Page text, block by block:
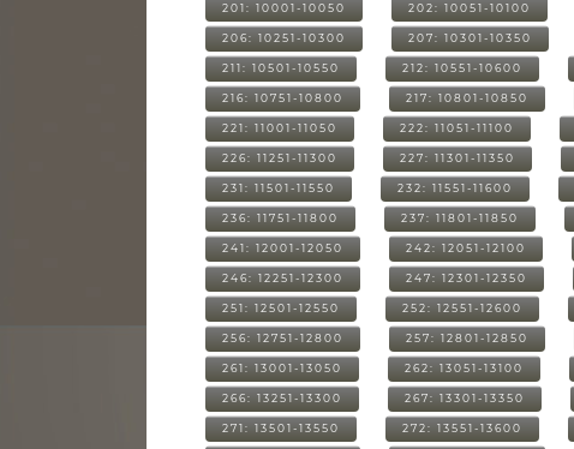
201: 10001-10050 202: 10051-10100
206: 10251-10300 207: 10301-10350
211: 10501-10550 212: 10551-10600
216: 10751-10800 217: 10801-10850
221: 11001-11050 222: 11051-11100
226: 11251-11300 227: 11301-11350
231: 11501-11550 232: 11551-11600
236: 11751-11800 237: 11801-11850
241: 12001-12050 242: 12051-12100
246: 12251-12300 247: 12301-12350
251: 12501-12550 252: 12551-12600
256: 12751-12800 257: 12801-12850
261: 13001-13050 262: 13051-13100
266: 13251-13300 267: 13301-13350
271: 13501-13550 272: 13551-13600